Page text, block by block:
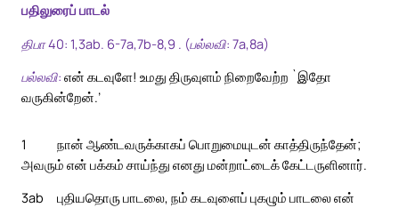
பதிலுரைப் பாடல்
திபா 40: 1,3ab. 6-7a,7b-8,9 . (பல்லவி: 7a,8a)
பல்லவி: என் கடவுளே! உமது திருவுளம் நிறைவேற்ற `இதோ
வருகின்றேன்.’
1
நான் ஆண்டவருக்காகப் பொறுமையுடன் காத்திருந்தேன்;
அவரும் என் பக்கம் சாய்ந்து எனது மன்றாட்டைக் கேட்டருளினார்.
3ab
புதியதொரு பாடலை, நம் கடவுளைப் புகழும் பாடலை என்